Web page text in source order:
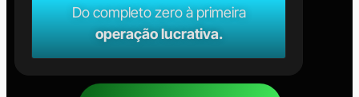
Do completo zero à primeira
operação lucrativa.